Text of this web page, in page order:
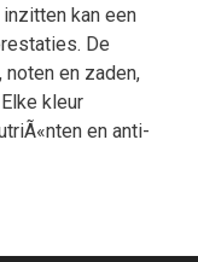
kan een
De
en zaden,
kleur
en anti-